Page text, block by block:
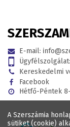
A Szerszámia
sütiket (cookie)
E-mail:
Ügyfélszolgálat:
Kereskedelmi
Facebook
Hétfő-Péntek